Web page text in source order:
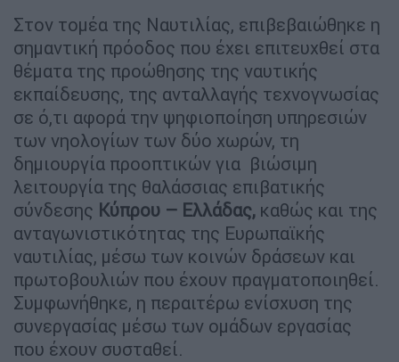
Στον τομέα της Ναυτιλίας, επιβεβαιώθηκε η
σημαντική πρόοδος που έχει επιτευχθεί στα
θέματα της προώθησης της ναυτικής
εκπαίδευσης, της ανταλλαγής τεχνογνωσίας
σε ό,τι αφορά την ψηφιοποίηση υπηρεσιών
των νηολογίων των δύο χωρών, τη
δημιουργία προοπτικών για βιώσιμη
λειτουργία της θαλάσσιας επιβατικής
σύνδεσης Κύπρου – Ελλάδας, καθώς και της
ανταγωνιστικότητας της Ευρωπαϊκής
ναυτιλίας, μέσω των κοινών δράσεων και
πρωτοβουλιών που έχουν πραγματοποιηθεί.
Συμφωνήθηκε, η περαιτέρω ενίσχυση της
συνεργασίας μέσω των ομάδων εργασίας
που έχουν συσταθεί.